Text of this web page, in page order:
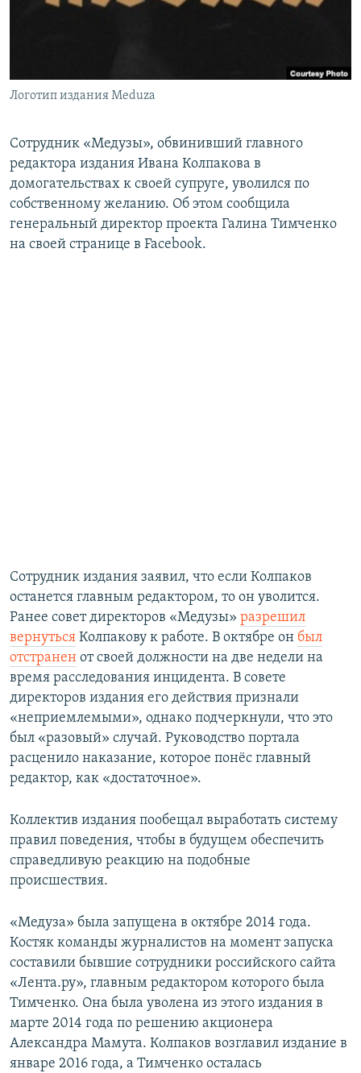
Логотип издания Meduza
Сотрудник «Медузы», обвинивший главного
редактора издания Ивана Колпакова в
домогательствах к своей супруге, уволился по
собственному желанию. Об этом сообщила
генеральный директор проекта Галина Тимченко
на своей странице в Facebook.
Сотрудник издания заявил, что если Колпаков
останется главным редактором, то он уволится.
Ранее совет директоров «Медузы» разрешил
вернуться Колпакову к работе. В октябре он был
отстранен от своей должности на две недели на
время расследования инцидента. В совете
директоров издания его действия признали
«неприемлемыми», однако подчеркнули, что это
был «разовый» случай. Руководство портала
расценило наказание, которое понёс главный
редактор, как «достаточное».
Коллектив издания пообещал выработать систему
правил поведения, чтобы в будущем обеспечить
справедливую реакцию на подобные
происшествия.
«Медуза» была запущена в октябре 2014 года.
Костяк команды журналистов на момент запуска
составили бывшие сотрудники российского сайта
«Лента.ру», главным редактором которого была
Тимченко. Она была уволена из этого издания в
марте 2014 года по решению акционера
Александра Мамута. Колпаков возглавил издание в
январе 2016 года, а Тимченко осталась